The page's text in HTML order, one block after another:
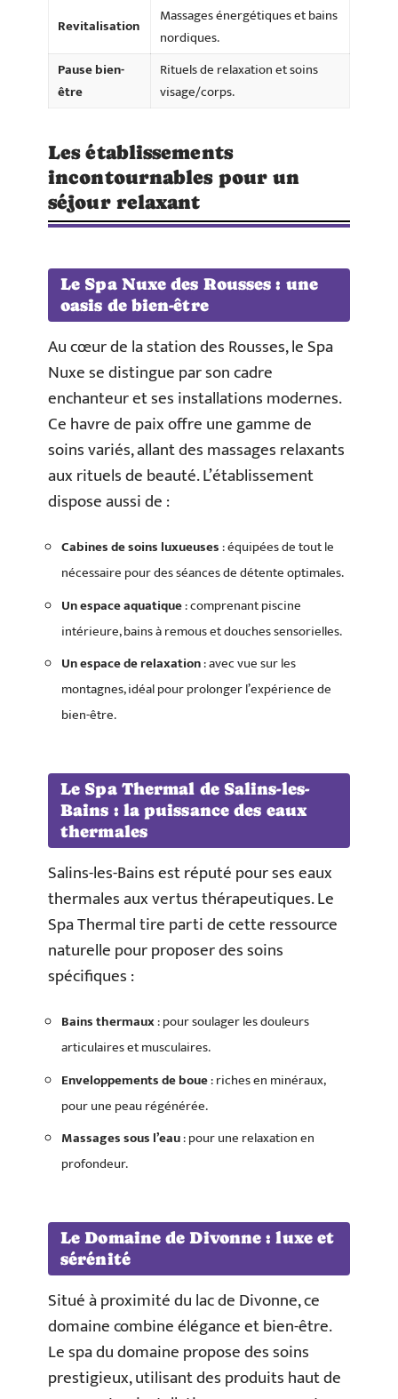
Revitalisation
Massages énergétiques et bains
nordiques.
Pause bien-
être
Rituels de relaxation et soins
visage/corps.
Les établissements
incontournables pour un
séjour relaxant
Le Spa Nuxe des Rousses : une
oasis de bien-être
Au cœur de la station des Rousses, le Spa
Nuxe se distingue par son cadre
enchanteur et ses installations modernes.
Ce havre de paix offre une gamme de
soins variés, allant des massages relaxants
aux rituels de beauté. L’établissement
dispose aussi de :
Cabines de soins luxueuses: équipées de tout le
nécessaire pour des séances de détente optimales.
Un espace aquatique: comprenant piscine
intérieure, bains à remous et douches sensorielles.
Un espace de relaxation: avec vue sur les
montagnes, idéal pour prolonger l’expérience de
bien-être.
Le Spa Thermal de Salins-les-
Bains : la puissance des eaux
thermales
Salins-les-Bains est réputé pour ses eaux
thermales aux vertus thérapeutiques. Le
Spa Thermal tire parti de cette ressource
naturelle pour proposer des soins
spécifiques :
Bains thermaux: pour soulager les douleurs
articulaires et musculaires.
Enveloppements de boue: riches en minéraux,
pour une peau régénérée.
Massages sous l’eau: pour une relaxation en
profondeur.
Le Domaine de Divonne : luxe et
sérénité
Situé à proximité du lac de Divonne, ce
domaine combine élégance et bien-être.
Le spa du domaine propose des soins
prestigieux, utilisant des produits haut de